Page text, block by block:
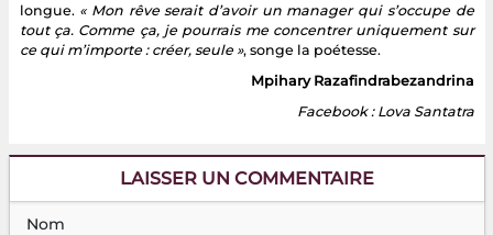
longue. « Mon rêve serait d’avoir un manager qui s’occupe de
tout ça. Comme ça, je pourrais me concentrer uniquement sur
ce qui m’importe : créer, seule », songe la poétesse.
Mpihary Razafindrabezandrina
Facebook : Lova Santatra
LAISSER UN COMMENTAIRE
Nom